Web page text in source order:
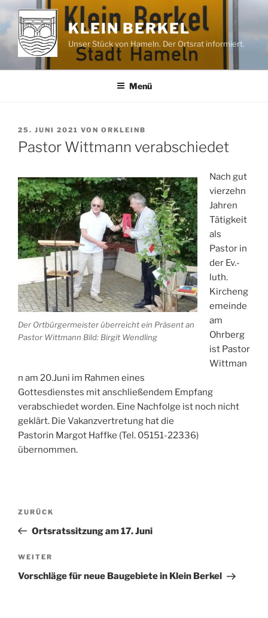
Zum
Inhalt
springen
KLEIN BERKEL
Unser Stück von Hameln. Der Ortsrat informiert.
Menü
VERÖFFENTLICHT
AM
25. JUNI 2021 VON ORKLEINB
Pastor Wittmann verabschiedet
Der Ortbürgermeister überreicht ein Präsent an
Pastor Wittmann Bild: Birgit Wendling
Nach gut
vierzehn
Jahren
Tätigkeit
als
Pastor in
der Ev.-
luth.
Kircheng
emeinde
am
Ohrberg
ist Pastor
Wittman
n am 20.Juni im Rahmen eines
Gottesdienstes mit anschließendem Empfang
verabschiedet worden. Eine Nachfolge ist noch nicht
geklärt. Die Vakanzvertretung hat die
Pastorin Margot Haffke (Tel. 05151-22336)
übernommen.
Beitragsnavigation
Vorheriger
Beitrag
ZURÜCK
Ortsratssitzung am 17. Juni
Nächster
Beitrag
WEITER
Vorschläge für neue Baugebiete in Klein Berkel